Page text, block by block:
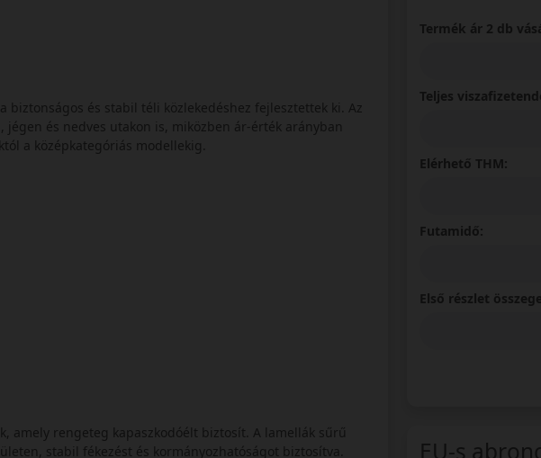
és stabil téli közlekedéshez fejlesztettek ki. Az
és nedves utakon is, miközben ár-érték arányban
a középkategóriás modellekig.
amely rengeteg kapaszkodóélt biztosít. A lamellák sűrű
stabil fékezést és kormányozhatóságot biztosítva.
Termék ár 2 db
Teljes
Elérhető THM:
Futamidő:
Első részlet
EU-s